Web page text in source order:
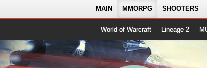
MAIN MMORPG SHOOTERS
World of Warcraft Lineage 2